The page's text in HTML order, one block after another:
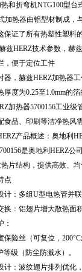
和折弯机NTG100型台
加热器由铝型材制成，
保证了所有热塑性塑料
兹HERZ技术参数，赫
，便于定位工件
器，赫兹HERZ加热器
厚度为0.25至1.0mm的
加热器5700156工业
食品、印刷等洁净热风
产品概述：奥地利
是奥地利HERZ
片结构，提供高效、
点
计：多组U型电热管并
换：铝翅片增大散热面
：
保险丝（可复位，
等级（防尘防溅水）。
计：波纹翅片排列优化